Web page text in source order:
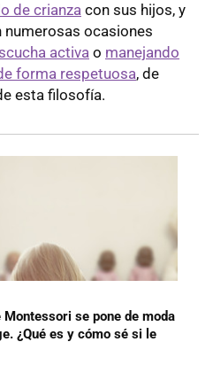
de crianza con sus hijos, y
numerosas ocasiones
activa o manejando
forma respetuosa, de
esta filosofía.
se pone de moda
¿Qué es y cómo sé si le